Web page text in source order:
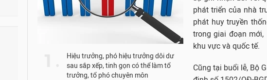
Hiệu trưởng, phó hiệu trưởng dôi dư
sau sắp xếp, tinh gọn có thể làm tổ
trưởng, tổ phó chuyên môn